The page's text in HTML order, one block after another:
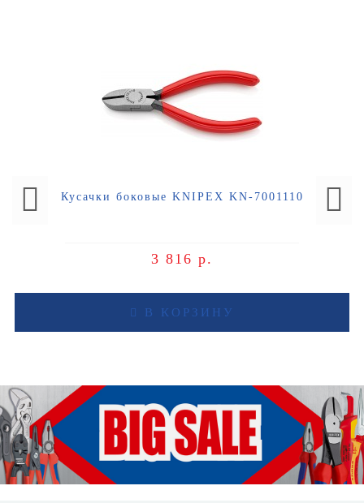
Кусачки боковые KNIPEX KN-7001110
3 816 р.
В КОРЗИНУ